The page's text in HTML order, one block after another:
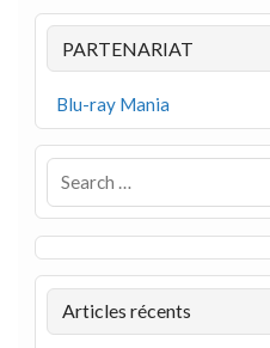
PARTENARIAT
Blu-ray Mania
Articles récents